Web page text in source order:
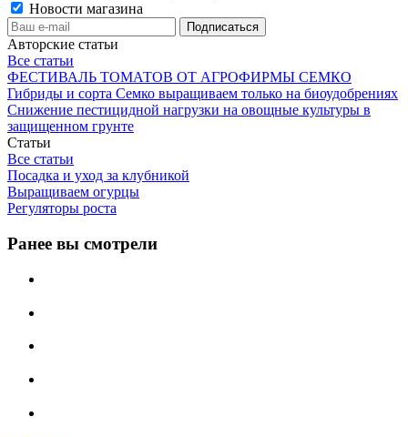
Новости магазина
Авторские статьи
Все статьи
ФЕСТИВАЛЬ ТОМАТОВ ОТ АГРОФИРМЫ СЕМКО
Гибриды и сорта Семко выращиваем только на биоудобрениях
Снижение пестицидной нагрузки на овощные культуры в
защищенном грунте
Статьи
Все статьи
Посадка и уход за клубникой
Выращиваем огурцы
Регуляторы роста
Ранее вы смотрели